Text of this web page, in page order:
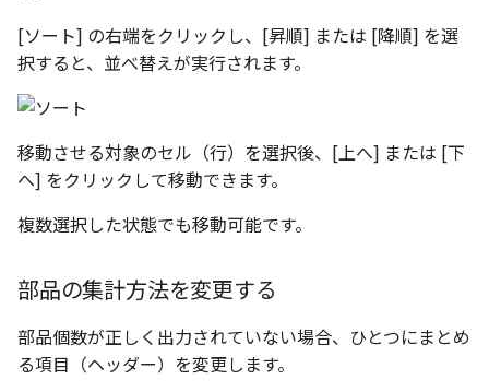
[ソート] の右端をクリックし、[昇順] または [降順] を選
択すると、並べ替えが実行されます。
移動させる対象のセル（行）を選択後、[上へ] または [下
へ] をクリックして移動できます。
複数選択した状態でも移動可能です。
部品の集計方法を変更する
部品個数が正しく出力されていない場合、ひとつにまとめ
る項目（ヘッダー）を変更します。